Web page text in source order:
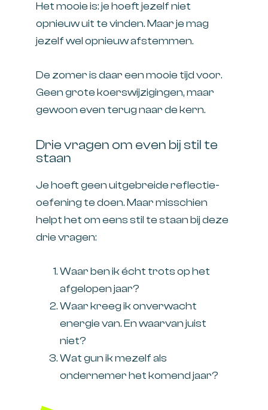
Het mooie is: je hoeft jezelf niet
opnieuw uit te vinden. Maar je mag
jezelf wel opnieuw afstemmen.
De zomer is daar een mooie tijd voor.
Geen grote koerswijzigingen, maar
gewoon even terug naar de kern.
Drie vragen om even bij stil te
staan
Je hoeft geen uitgebreide reflectie-
oefening te doen. Maar misschien
helpt het om eens stil te staan bij deze
drie vragen:
Waar ben ik écht trots op het
afgelopen jaar?
Waar kreeg ik onverwacht
energie van. En waarvan juist
niet?
Wat gun ik mezelf als
ondernemer het komend jaar?